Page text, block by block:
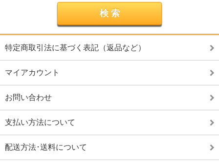
特定商取引法に基づく表記（返品など）
マイアカウント
お問い合わせ
支払い方法について
配送方法･送料について